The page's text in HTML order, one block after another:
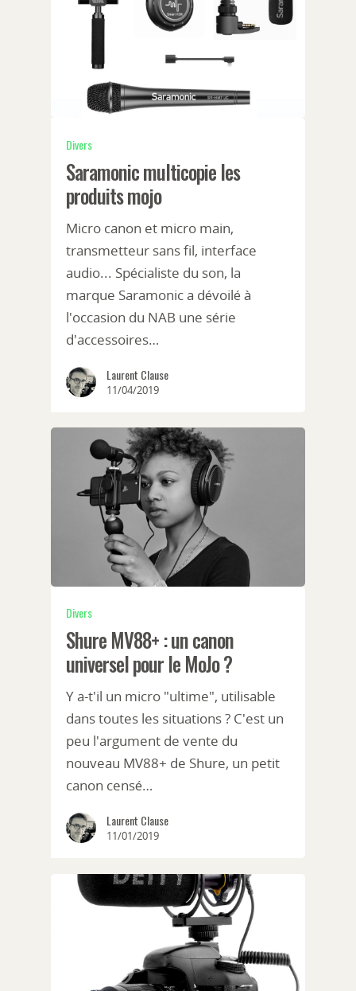
Divers
Saramonic multicopie les
produits mojo
Micro canon et micro main,
transmetteur sans fil, interface
audio... Spécialiste du son, la
marque Saramonic a dévoilé à
l'occasion du NAB une série
d'accessoires…
Laurent Clause
11/04/2019
Divers
Shure MV88+ : un canon
universel pour le MoJo ?
Y a-t'il un micro "ultime", utilisable
dans toutes les situations ? C'est un
peu l'argument de vente du
nouveau MV88+ de Shure, un petit
canon censé…
Laurent Clause
11/01/2019